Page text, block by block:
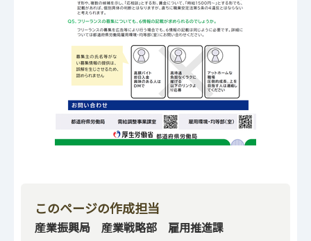
このページの作成担当
産業振興局 産業戦略部 雇用推進課